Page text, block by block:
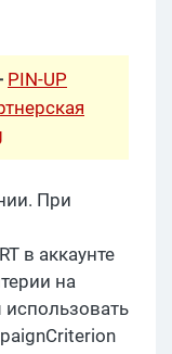
PIN-UP
При
в аккаунте
на